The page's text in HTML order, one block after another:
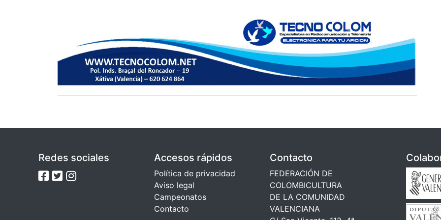
Redes sociales Accesos rápidos
Política de privacidad
Aviso legal
Campeonatos
Contacto
Contacto
FEDERACIÓN DE
COLOMBICULTURA
DE LA COMUNIDAD
VALENCIANA